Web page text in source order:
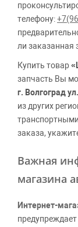
телефону:
ли заказанная
Купить товар
запчасть Вы
г. Волгоград
из других
заказа,
Важная
магазина
Интернет-